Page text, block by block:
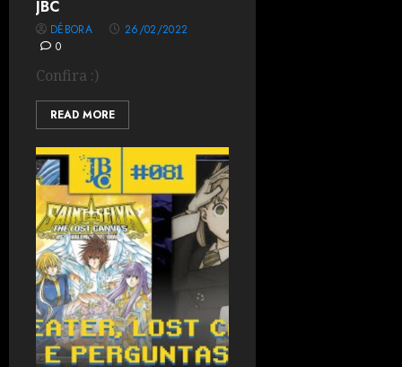
JBC
DÉBORA
26/02/2022
0
Confira :)
READ MORE